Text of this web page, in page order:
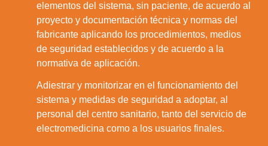
elementos del sistema, sin paciente, de acuerdo al
proyecto y documentación técnica y normas del
fabricante aplicando los procedimientos, medios
de seguridad establecidos y de acuerdo a la
normativa de aplicación.
Adiestrar y monitorizar en el funcionamiento del
sistema y medidas de seguridad a adoptar, al
personal del centro sanitario, tanto del servicio de
electromedicina como a los usuarios finales.